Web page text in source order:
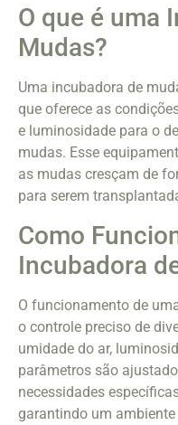
O que é uma
Mudas?
Uma incubadora de
que oferece as
e luminosidade para o
mudas. Esse
as mudas cresçam de
para serem
Como
Incubadora
O funcionamento de
o controle preciso de
umidade do ar,
parâmetros são
necessidades
garantindo um